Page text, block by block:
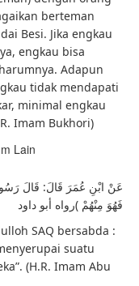
berteman
Besi. Jika engkau
engkau bisa
Adapun
tidak mendapati
minimal engkau
Imam Bukhori)
Lain
عَنْ ابْنِ عُمَرَ قَالَ: قَالَ
فَهُوَ مِنْهُمْ )رواه أبو داود
SAQ bersabda :
suatu
(H.R. Imam Abu